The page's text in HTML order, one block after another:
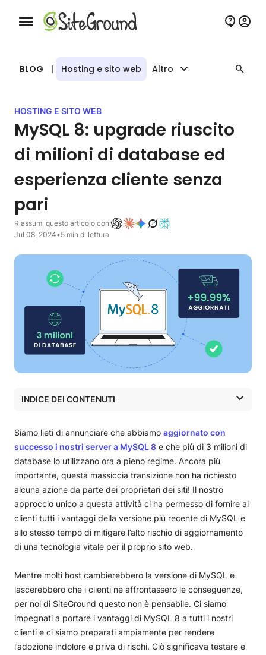
Bottone navigazione da mobile
BLOG | Hosting e sito web Altro
HOSTING E SITO WEB
MySQL 8: upgrade riuscito
di milioni di database ed
esperienza cliente senza
pari
Riassumi questo articolo con:
Jul 08, 2024•5 min di lettura
INDICE DEI CONTENUTI
carico di lavoro pesante per i proprietari di siti
L’approccio unico di SiteGround: milioni di database
aggiornati automaticamente a MySQL 8 senza problemi
I numeri
Siamo lieti di annunciare che abbiamo aggiornato con
successo i nostri server a MySQL 8 e che più di 3 milioni di
database lo utilizzano ora a pieno regime. Ancora più
importante, questa massiccia transizione non ha richiesto
alcuna azione da parte dei proprietari dei siti! Il nostro
approccio unico a questa attività ci ha permesso di fornire ai
clienti tutti i vantaggi della versione più recente di MySQL e
allo stesso tempo di mitigare l’alto rischio di aggiornamento
di una tecnologia vitale per il proprio sito web.
Mentre molti host cambierebbero la versione di MySQL e
lascerebbero che i clienti ne affrontassero le conseguenze,
per noi di SiteGround questo non è pensabile. Ci siamo
impegnati a portare i vantaggi di MySQL 8 a tutti i nostri
clienti e ci siamo preparati ampiamente per rendere
l’adozione indolore e priva di rischi. Ciò significava testare e